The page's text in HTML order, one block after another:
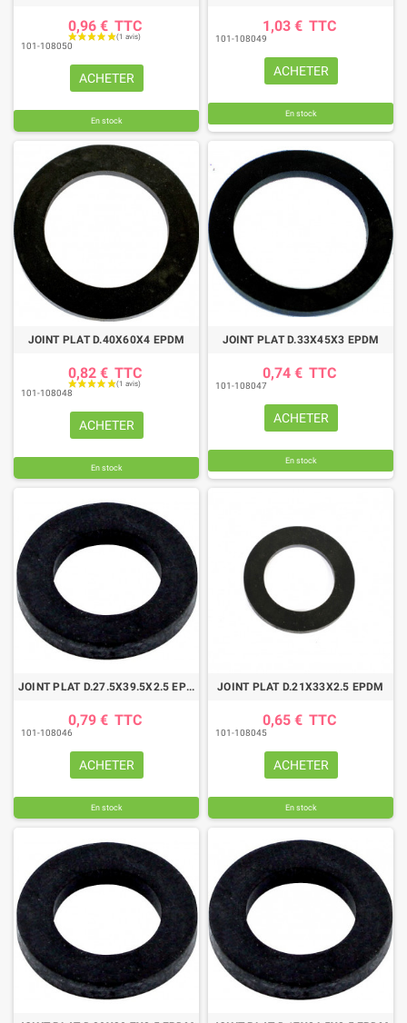
0,96 € TTC
101-108050
ACHETER
En stock
1,03 € TTC
101-108049
ACHETER
En stock
JOINT PLAT D.40X60X4 EPDM
0,82 € TTC
101-108048
ACHETER
En stock
JOINT PLAT D.33X45X3 EPDM
0,74 € TTC
101-108047
ACHETER
En stock
JOINT PLAT D.27.5X39.5X2.5 EPDM
0,79 € TTC
101-108046
ACHETER
En stock
JOINT PLAT D.21X33X2.5 EPDM
0,65 € TTC
101-108045
ACHETER
En stock